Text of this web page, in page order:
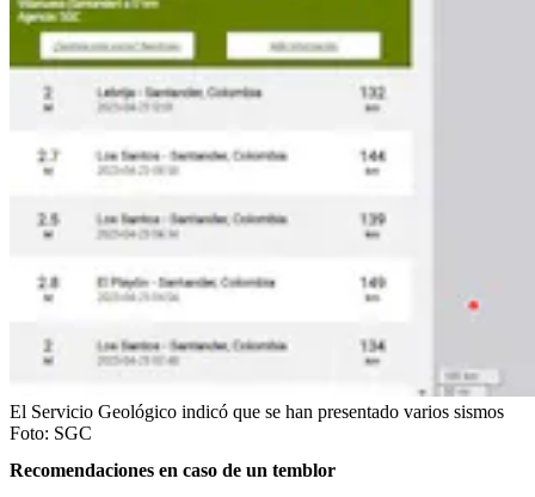
El Servicio Geológico indicó que se han presentado varios sismos
Foto: SGC
Recomendaciones en caso de un temblor